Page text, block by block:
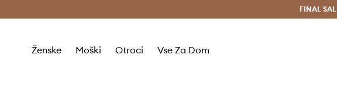
Dostava v 3 dneh
FINAL
Ženske Moški Otroci Vse Za Dom